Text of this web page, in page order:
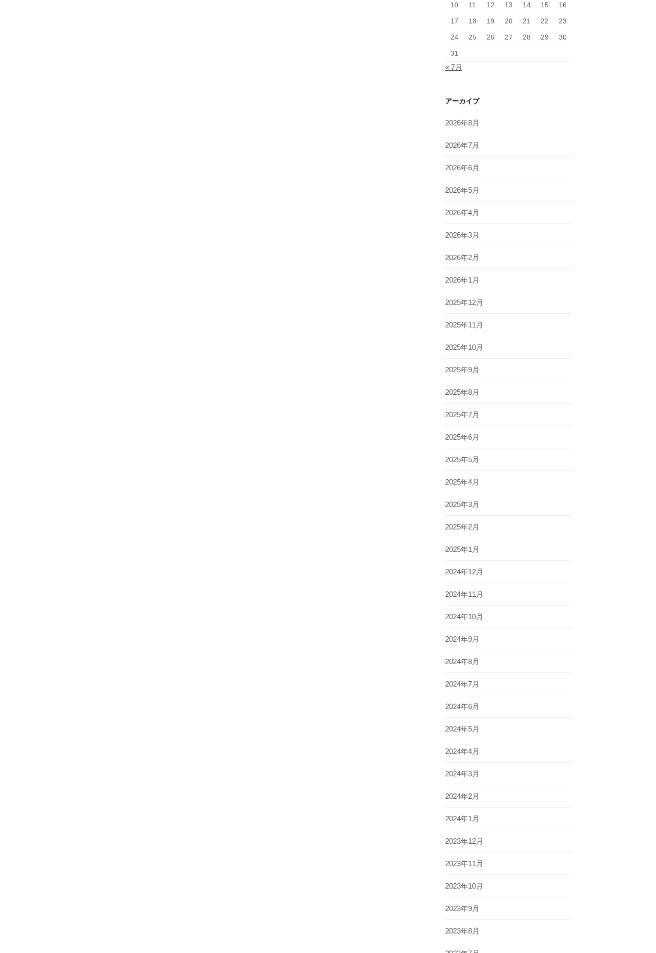
10 11 12 13 14 15 16
17 18 19 20 21 22 23
24 25 26 27 28 29 30
31
« 7月
アーカイブ
2026年8月
2026年7月
2026年6月
2026年5月
2026年4月
2026年3月
2026年2月
2026年1月
2025年12月
2025年11月
2025年10月
2025年9月
2025年8月
2025年7月
2025年6月
2025年5月
2025年4月
2025年3月
2025年2月
2025年1月
2024年12月
2024年11月
2024年10月
2024年9月
2024年8月
2024年7月
2024年6月
2024年5月
2024年4月
2024年3月
2024年2月
2024年1月
2023年12月
2023年11月
2023年10月
2023年9月
2023年8月